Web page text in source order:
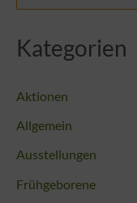
Kategorien
Aktionen
Allgemein
Ausstellungen
Frühgeborene